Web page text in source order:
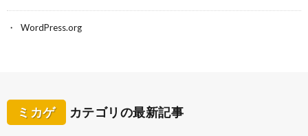
WordPress.org
ミカゲ カテゴリの最新記事